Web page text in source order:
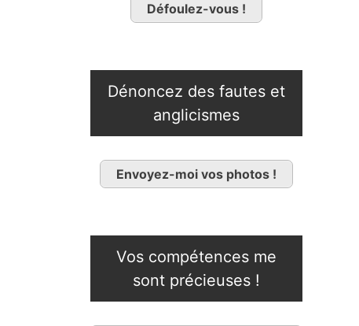
Défoulez-vous !
Dénoncez des fautes et
anglicismes
Envoyez-moi vos photos !
Vos compétences me
sont précieuses !